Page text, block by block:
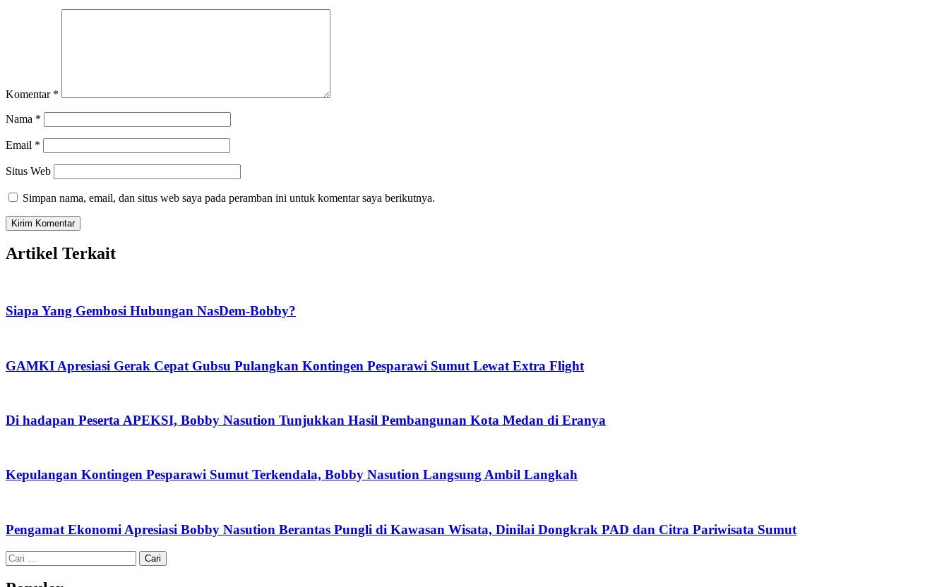
Komentar *
Nama *
Email *
Situs Web
Simpan nama, email, dan situs web saya pada peramban ini untuk komentar saya berikutnya.
Artikel Terkait
Siapa Yang Gembosi Hubungan NasDem-Bobby?
GAMKI Apresiasi Gerak Cepat Gubsu Pulangkan Kontingen Pesparawi Sumut Lewat Extra Flight
Di hadapan Peserta APEKSI, Bobby Nasution Tunjukkan Hasil Pembangunan Kota Medan di Eranya
Kepulangan Kontingen Pesparawi Sumut Terkendala, Bobby Nasution Langsung Ambil Langkah
Pengamat Ekonomi Apresiasi Bobby Nasution Berantas Pungli di Kawasan Wisata, Dinilai Dongkrak PAD dan Citra Pariwisata Sumut
Cari
untuk: